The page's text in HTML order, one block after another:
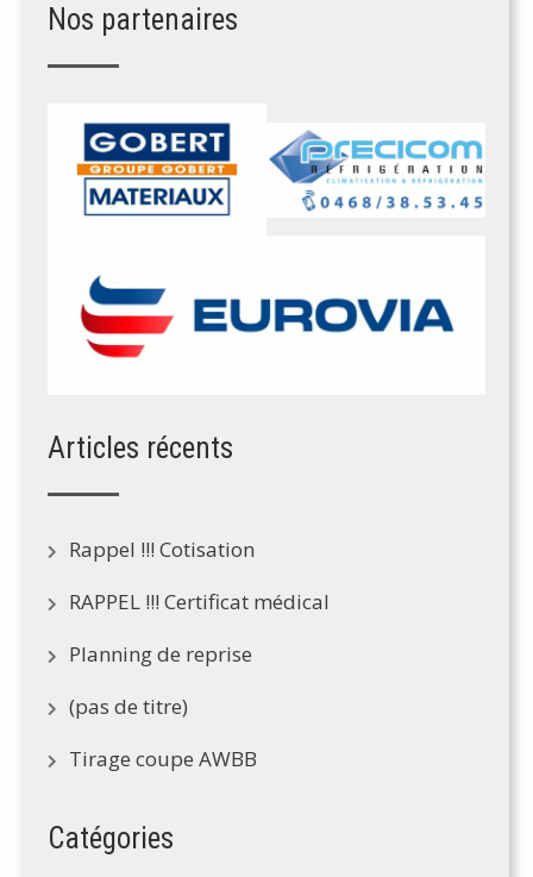
Nos partenaires
Articles récents
Rappel !!! Cotisation
RAPPEL !!! Certificat médical
Planning de reprise
(pas de titre)
Tirage coupe AWBB
Catégories